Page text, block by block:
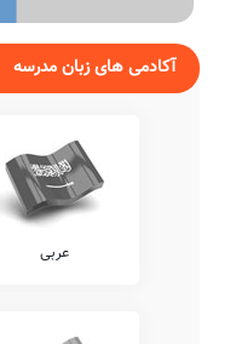
آکادمی های زبان مدرسه
عربی